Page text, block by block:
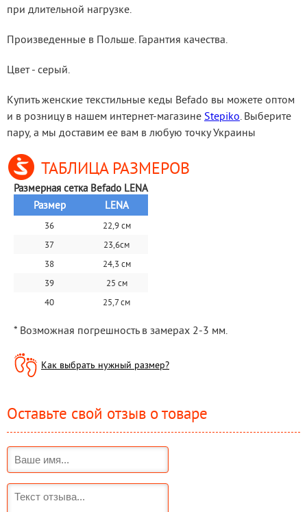
при длительной нагрузке.
Произведенные в Польше. Гарантия качества.
Цвет - серый.
Купить женские текстильные кеды Befado вы можете оптом
и в розницу в нашем интернет-магазине Stepiko. Выберите
пару, а мы доставим ее вам в любую точку Украины
ТАБЛИЦА РАЗМЕРОВ
Размерная сетка Befado LENA
Размер
LENA
36
22,9 см
37
23,6см
38
24,3 см
39
25 см
40
25,7 см
* Возможная погрешность в замерах 2-3 мм.
Как выбрать нужный размер?
Оставьте свой отзыв о товаре